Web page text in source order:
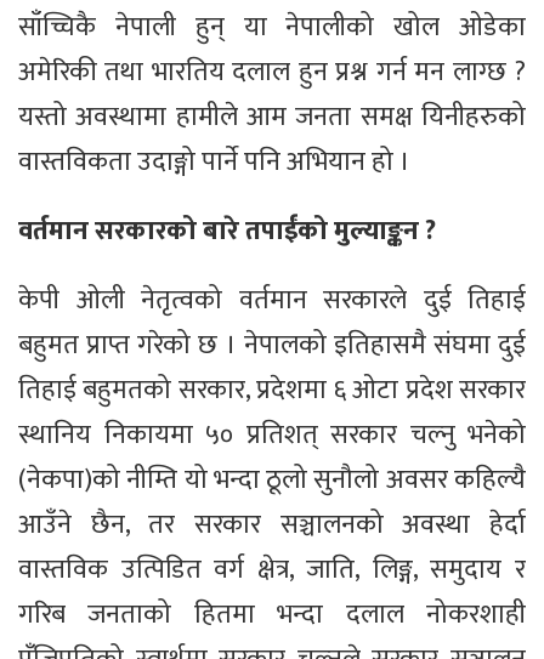
साँच्चिकै नेपाली हुन् या नेपालीको खोल ओडेका
अमेरिकी तथा भारतिय दलाल हुन प्रश्न गर्न मन लाग्छ ?
यस्तो अवस्थामा हामीले आम जनता समक्ष यिनीहरुको
वास्तविकता उदाङ्गो पार्ने पनि अभियान हो ।
वर्तमान सरकारको बारे तपाईँको मुल्याङ्कन ?
केपी ओली नेतृत्वको वर्तमान सरकारले दुई तिहाई
बहुमत प्राप्त गरेको छ । नेपालको इतिहासमै संघमा दुई
तिहाई बहुमतको सरकार, प्रदेशमा ६ ओटा प्रदेश सरकार
स्थानिय निकायमा ५० प्रतिशत् सरकार चल्नु भनेको
(नेकपा)को नीम्ति यो भन्दा ठूलो सुनौलो अवसर कहिल्यै
आउँने छैन, तर सरकार सञ्चालनको अवस्था हेर्दा
वास्तविक उत्पिडित वर्ग क्षेत्र, जाति, लिङ्ग, समुदाय र
गरिब जनताको हितमा भन्दा दलाल नोकरशाही